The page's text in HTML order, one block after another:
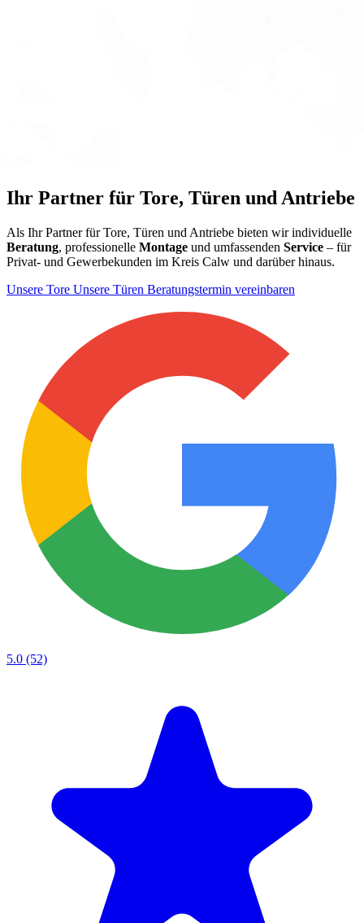
Ihr Partner für Tore, Türen und Antriebe
Als Ihr Partner für Tore, Türen und Antriebe bieten wir individuelle
Beratung, professionelle Montage und umfassenden Service – für
Privat- und Gewerbekunden im Kreis Calw und darüber hinaus.
Unsere Tore Unsere Türen Beratungstermin vereinbaren
5.0 (52)